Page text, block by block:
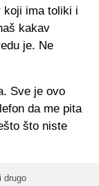
koji ima toliki i
kakav
je. Ne
Sve je ovo
da me pita
što niste
drugo